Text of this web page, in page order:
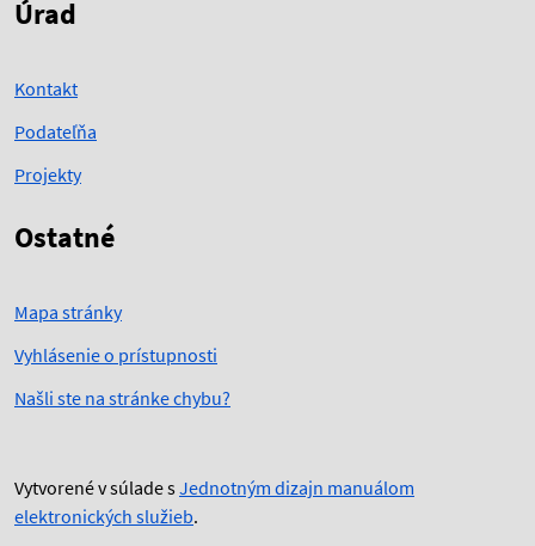
Úrad
Kontakt
Podateľňa
Projekty
Ostatné
Mapa stránky
Vyhlásenie o prístupnosti
Našli ste na stránke chybu?
Vytvorené v súlade sJednotným dizajn manuálom
elektronických služieb.